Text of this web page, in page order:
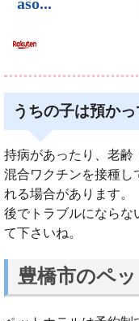
うちの子は預か
持病があったり、老齢
混合ワクチンを接種し
れる場合があります。
後でトラブルにならな
て下さいね。
豊橋市のペ